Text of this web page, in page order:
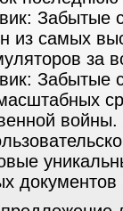
Забытые
из самых
за
Забытые
документов